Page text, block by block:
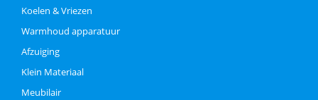
Koelen & Vriezen
Warmhoud apparatuur
Afzuiging
Klein Materiaal
Meubilair